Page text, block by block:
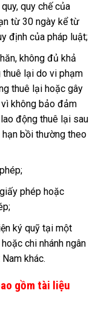
quy chế của
từ 30 ngày kể từ
định của pháp luật;
không đủ khả
lại do vi phạm
thuê lại hoặc gây
không bảo đảm
động thuê lại sau
bồi thường theo
phép hoặc
ký quỹ tại một
chi nhánh ngân
khác.
gồm tài liệu